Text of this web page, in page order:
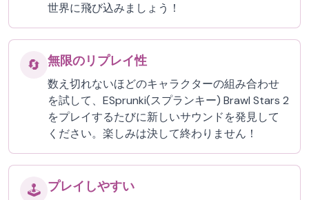
世界に飛び込みましょう！
🔄 無限のリプレイ性
数え切れないほどのキャラクターの組み合わせ
を試して、ESprunki(スプランキー) Brawl Stars 2
をプレイするたびに新しいサウンドを発見して
ください。楽しみは決して終わりません！
🕹️ プレイしやすい